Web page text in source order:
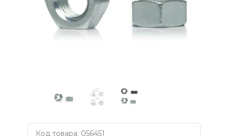
Код товара: 056451